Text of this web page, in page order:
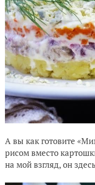
А вы как готовите
рисом вместо
на мой взгляд, он